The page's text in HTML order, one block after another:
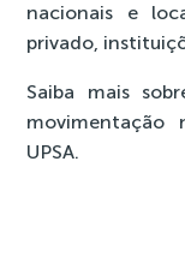
nacionais e
privado,
Saiba mais
movimentação
UPSA.